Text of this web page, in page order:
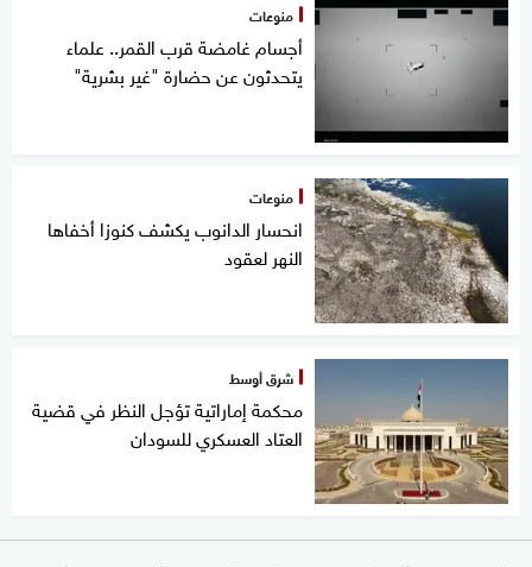
منوعات
أجسام غامضة قرب القمر.. علماء
يتحدثون عن حضارة "غير بشرية"
منوعات
انحسار الدانوب يكشف كنوزا أخفاها
النهر لعقود
شرق أوسط
محكمة إماراتية تؤجل النظر في قضية
العتاد العسكري للسودان